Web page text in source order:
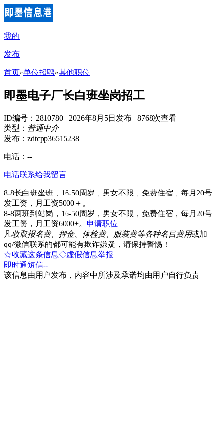
我的
发布
首页»单位招聘»其他职位
即墨电子厂长白班坐岗招工
ID编号：2810780 2026年8月5日发布 8768次查看
类型： 普通中介
发布：zdtcpp36515238
电话： --
电话联系给我留言
8-8长白班坐班，16-50周岁，男女不限，免费住宿，每月20号
发工资，月工资5000＋。
8-8两班到站岗，16-50周岁，男女不限，免费住宿，每月20号
发工资，月工资6000+。 申请职位
凡收取报名费、押金、体检费、服装费等各种名目费用或加
qq/微信联系的都可能有欺诈嫌疑，请保持警惕！
☆收藏这条信息◇虚假信息举报
即时通短信--
该信息由用户发布，内容中所涉及承诺均由用户自行负责